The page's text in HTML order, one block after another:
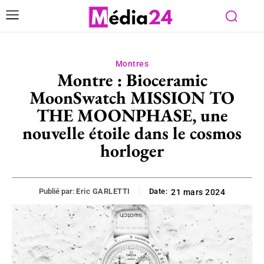
Montres
Montre : Bioceramic
MoonSwatch MISSION TO
THE MOONPHASE, une
nouvelle étoile dans le cosmos
horloger
Publié par: Eric GARLETTI Date: 21 mars 2024